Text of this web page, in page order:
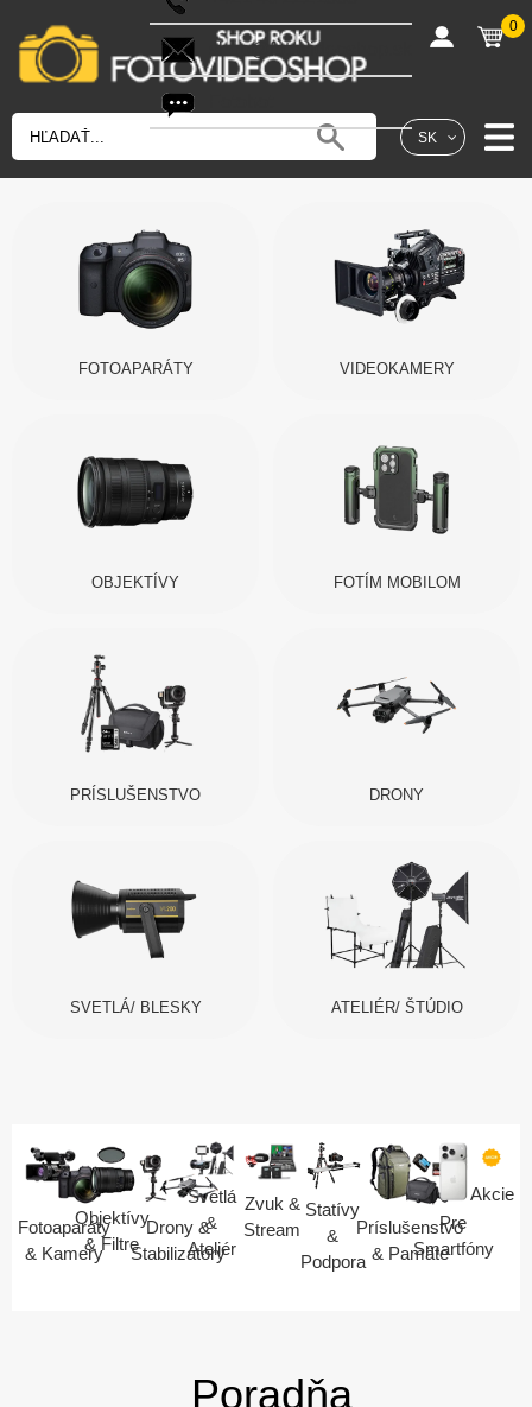
SK
shop@fotovideoshop.sk
0
FOTOAPARÁTY VIDEOKAMERY
OBJEKTÍVY FOTÍM MOBILOM
PRÍSLUŠENSTVO DRONY
SVETLÁ/ BLESKY ATELIÉR/ ŠTÚDIO
Fotoaparáty
& Kamery
Objektívy
& Filtre
Drony &
Stabilizátory
Svetlá
&
Ateliér
Zvuk &
Stream
Statívy
&
Podpora
Príslušenstvo
& Pamäte
Pre
Smartfóny
Akcie
Poradňa